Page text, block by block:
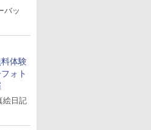
バッ
体験
ォト
絵日記